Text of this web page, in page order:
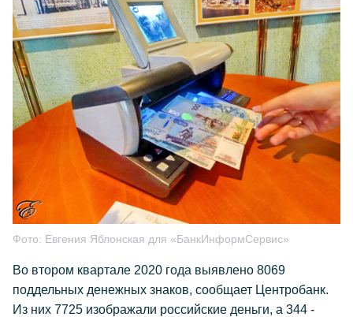
Фото: Евгения Яблонская для «БанкИнформСервис»
Во втором квартале 2020 года выявлено 8069
поддельных денежных знаков, сообщает Центробанк.
Из них 7725 изображали российские деньги, а 344 -